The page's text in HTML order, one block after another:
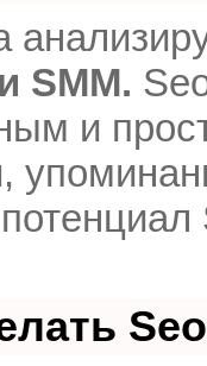
SMM.
и